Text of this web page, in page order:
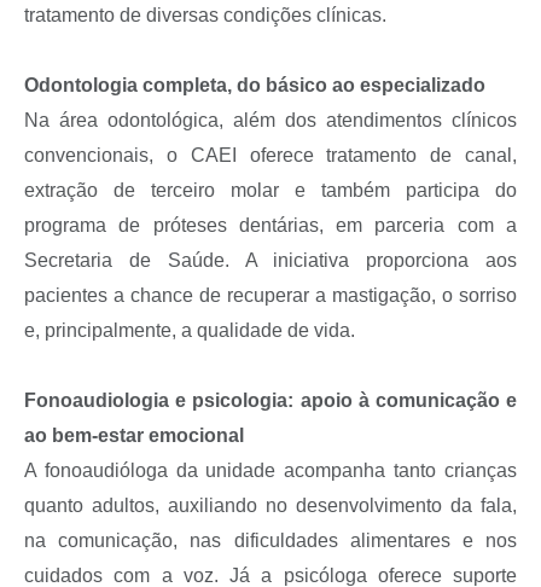
tratamento de diversas condições clínicas.
Odontologia completa, do básico ao especializado
Na área odontológica, além dos atendimentos clínicos
convencionais, o CAEI oferece tratamento de canal,
extração de terceiro molar e também participa do
programa de próteses dentárias, em parceria com a
Secretaria de Saúde. A iniciativa proporciona aos
pacientes a chance de recuperar a mastigação, o sorriso
e, principalmente, a qualidade de vida.
Fonoaudiologia e psicologia: apoio à comunicação e
ao bem-estar emocional
A fonoaudióloga da unidade acompanha tanto crianças
quanto adultos, auxiliando no desenvolvimento da fala,
na comunicação, nas dificuldades alimentares e nos
cuidados com a voz. Já a psicóloga oferece suporte